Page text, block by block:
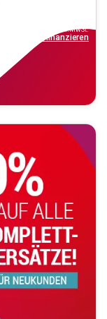
inkl.MwSt.
finanzieren